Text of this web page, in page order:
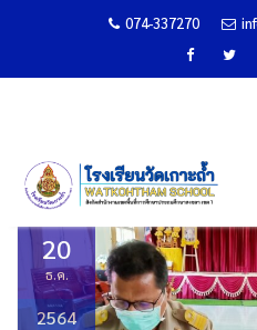
074-337270
ลงนามข้อตกลง
Home ข่าวกิจกรรม ลงนามข้อต
20
ธ.ค.
2564